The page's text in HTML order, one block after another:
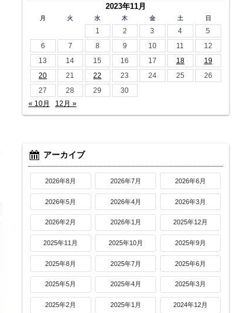
2023年11月
月 火 水 木 金 土 日
1 2 3 4
5
6
7 8 9 10 11
12
13
14 15 16 17 18
19
20
21 22 23 24 25
26
27
28 29
30
« 10月
12月 »
アーカイブ
2026年8月 2026年7月 2026年6月
2026年5月 2026年4月 2026年3月
2026年2月 2026年1月 2025年12月
2025年11月 2025年10月 2025年9月
2025年8月 2025年7月 2025年6月
2025年5月 2025年4月 2025年3月
2025年2月 2025年1月 2024年12月